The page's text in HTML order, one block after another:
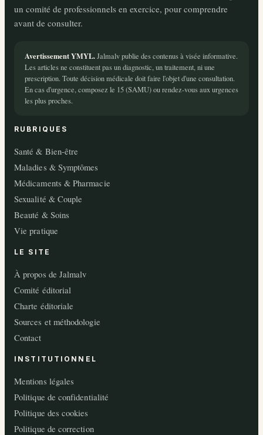
un comité de professionnels en exercice, pour comprendre
avant de consulter.
Avertissement YMYL.Jalmalv publie des contenus à visée informative.
Les articles ne constituent pas un diagnostic, un traitement, ni une
prescription. Toute décision médicale doit faire l'objet d'une consultation.
En cas d'urgence, composez le 15 (SAMU) ou rendez-vous aux urgences
les plus proches.
RUBRIQUES
Santé & Bien-être
Maladies & Symptômes
Médicaments & Pharmacie
Sexualité & Couple
Beauté & Soins
Vie pratique
LE SITE
À propos de Jalmalv
Comité éditorial
Charte éditoriale
Sources et méthodologie
Contact
INSTITUTIONNEL
Mentions légales
Politique de confidentialité
Politique des cookies
Politique de correction